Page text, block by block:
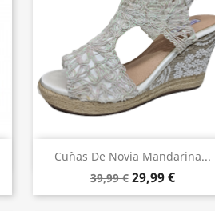
Cuñas De Novia Mandarina...
39,99 € 29,99 €
Vista rápida